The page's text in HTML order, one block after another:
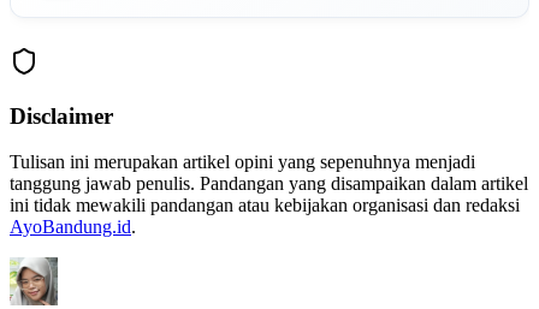
Disclaimer
Tulisan ini merupakan artikel opini yang sepenuhnya menjadi
tanggung jawab penulis. Pandangan yang disampaikan dalam artikel
ini tidak mewakili pandangan atau kebijakan organisasi dan redaksi
AyoBandung.id.